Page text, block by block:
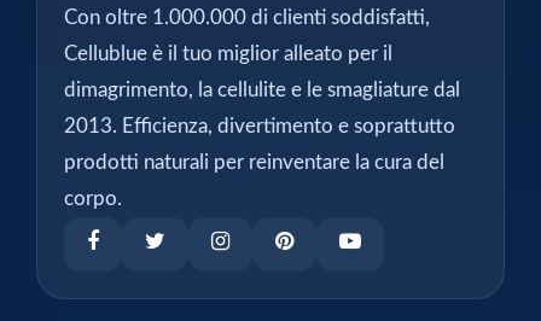
Con oltre 1.000.000 di clienti soddisfatti,
Cellublue è il tuo miglior alleato per il
dimagrimento, la cellulite e le smagliature dal
2013. Efficienza, divertimento e soprattutto
prodotti naturali per reinventare la cura del
corpo.